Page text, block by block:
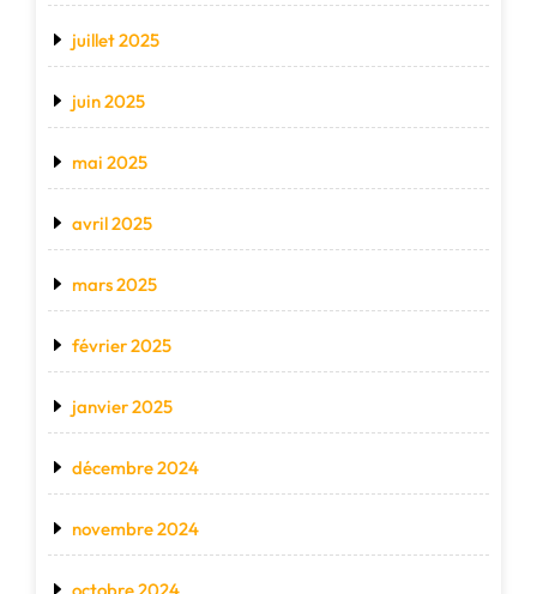
juillet 2025
juin 2025
mai 2025
avril 2025
mars 2025
février 2025
janvier 2025
décembre 2024
novembre 2024